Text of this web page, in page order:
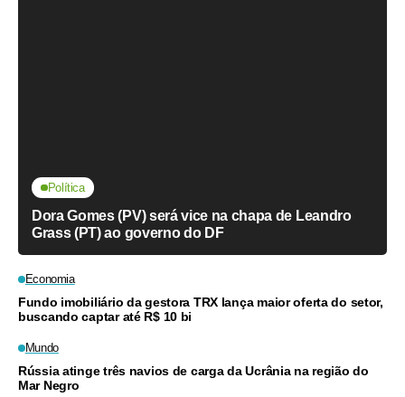
Política
Dora Gomes (PV) será vice na chapa de Leandro
Grass (PT) ao governo do DF
Economia
Fundo imobiliário da gestora TRX lança maior oferta do setor,
buscando captar até R$ 10 bi
Mundo
Rússia atinge três navios de carga da Ucrânia na região do
Mar Negro